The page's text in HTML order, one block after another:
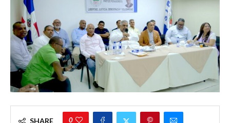
SHARE 0